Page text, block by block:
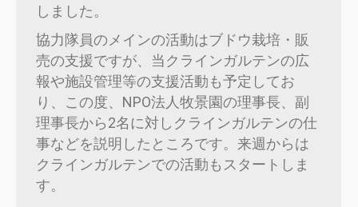
しました。
協力隊員のメインの活動はブドウ栽培・販
売の支援ですが、当クラインガルテンの広
報や施設管理等の支援活動も予定してお
り、この度、NPO法人牧景園の理事長、副
理事長から2名に対しクラインガルテンの仕
事などを説明したところです。来週からは
クラインガルテンでの活動もスタートしま
す。